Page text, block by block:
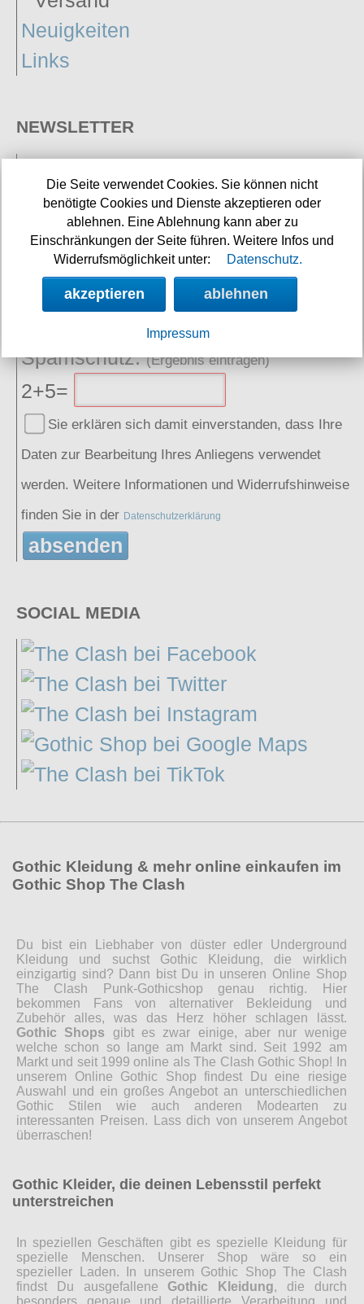
Neuigkeiten
Links
NEWSLETTER
E-Mail:
Name:(optional)
Spamschutz:(Ergebnis eintragen)
2+5=
Sie erklären sich damit einverstanden, dass Ihre
Daten zur Bearbeitung Ihres Anliegens verwendet
werden. Weitere Informationen und Widerrufshinweise
finden Sie in der Datenschutzerklärung
absenden
SOCIAL MEDIA
Gothic Kleidung & mehr online einkaufen im
Gothic Shop The Clash
Du bist ein Liebhaber von düster edler Underground
Kleidung und suchst Gothic Kleidung, die wirklich
einzigartig sind? Dann bist Du in unseren Online Shop
The Clash Punk-Gothicshop genau richtig. Hier
bekommen Fans von alternativer Bekleidung und
Zubehör alles, was das Herz höher schlagen lässt.
Gothic Shops gibt es zwar einige, aber nur wenige
welche schon so lange am Markt sind. Seit 1992 am
Markt und seit 1999 online als The Clash Gothic Shop! In
unserem Online Gothic Shop findest Du eine riesige
Auswahl und ein großes Angebot an unterschiedlichen
Gothic Stilen wie auch anderen Modearten zu
interessanten Preisen. Lass dich von unserem Angebot
überraschen!
Gothic Kleider, die deinen Lebensstil perfekt
unterstreichen
In speziellen Geschäften gibt es spezielle Kleidung für
spezielle Menschen. Unserer Shop wäre so ein
spezieller Laden. In unserem Gothic Shop The Clash
findst Du ausgefallene Gothic Kleidung, die durch
besonders genaue und detaillierte Verarbeitung und
Die Seite verwendet Cookies. Sie können nicht
benötigte Cookies und Dienste akzeptieren oder
ablehnen. Eine Ablehnung kann aber zu
Einschränkungen der Seite führen. Weitere Infos und
Widerrufsmöglichkeit unter:
Datenschutz.
akzeptieren ablehnen
Impressum